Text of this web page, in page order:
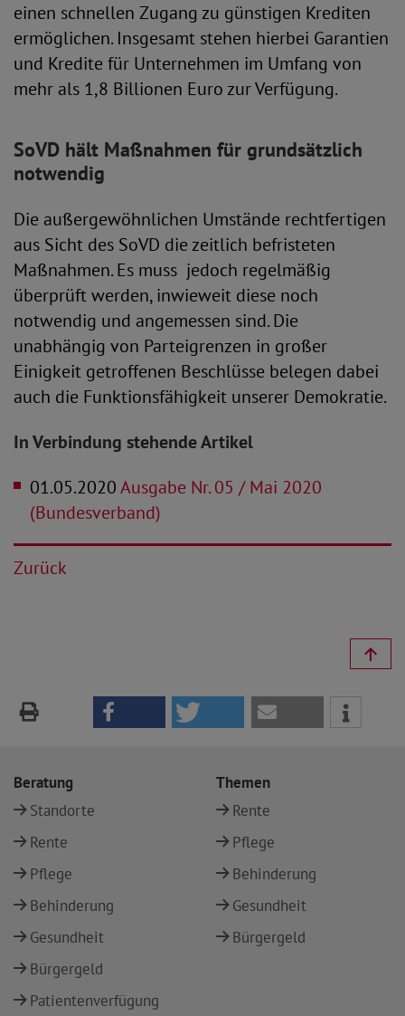
einen schnellen Zugang zu günstigen Krediten
ermöglichen. Insgesamt stehen hierbei Garantien
und Kredite für Unternehmen im Umfang von
mehr als 1,8 Billionen Euro zur Verfügung.
SoVD hält Maßnahmen für grundsätzlich
notwendig
Die außergewöhnlichen Umstände rechtfertigen
aus Sicht des SoVD die zeitlich befristeten
Maßnahmen. Es muss jedoch regelmäßig
überprüft werden, inwieweit diese noch
notwendig und angemessen sind. Die
unabhängig von Parteigrenzen in großer
Einigkeit getroffenen Beschlüsse belegen dabei
auch die Funktionsfähigkeit unserer Demokratie.
In Verbindung stehende Artikel
01.05.2020Ausgabe Nr. 05 / Mai 2020
(Bundesverband)
Zurück
Beratung
Standorte
Rente
Pflege
Behinderung
Gesundheit
Bürgergeld
Patientenverfügung
Themen
Rente
Pflege
Behinderung
Gesundheit
Bürgergeld